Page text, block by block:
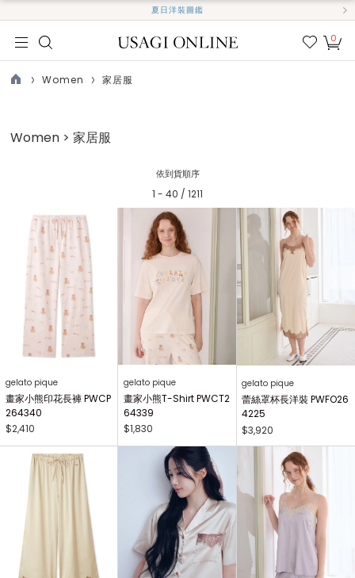
夏日洋裝圖鑑
我的
0
Women 家居服
Women > 家居服
依到貨順序
1 - 40 / 1211
gelato pique
畫家小熊印花長褲 PWCP
264340
$2,410
gelato pique
畫家小熊T-Shirt PWCT2
64339
$1,830
gelato pique
蕾絲罩杯長洋裝 PWFO26
4225
$3,920